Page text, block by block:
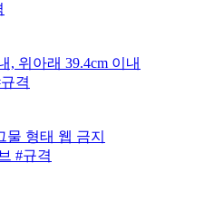
, 위아래 39.4cm 이내
격
물 형태 웹 금지
#규격